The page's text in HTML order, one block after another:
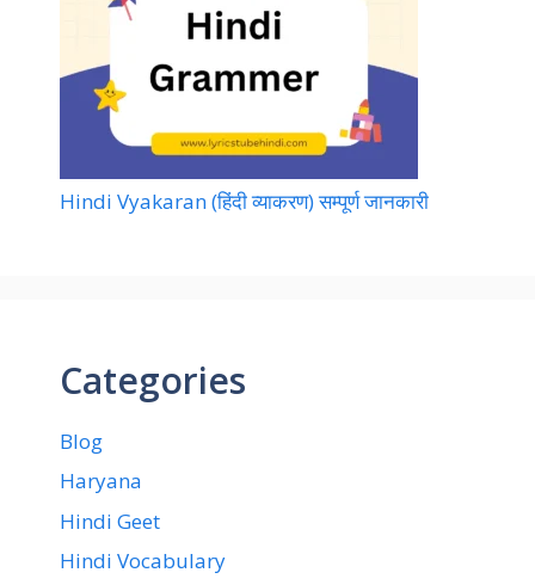
Hindi Vyakaran (हिंदी व्याकरण) सम्पूर्ण जानकारी
Categories
Blog
Haryana
Hindi Geet
Hindi Vocabulary